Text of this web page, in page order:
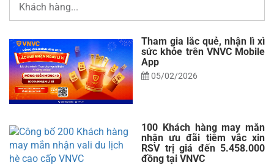
Khách hàng...
Tham gia lắc quẻ, nhận lì xì
sức khỏe trên VNVC Mobile
App
05/02/2026
100 Khách hàng may mắn
nhận ưu đãi tiêm vắc xin
RSV trị giá đến 5.458.000
đồng tại VNVC